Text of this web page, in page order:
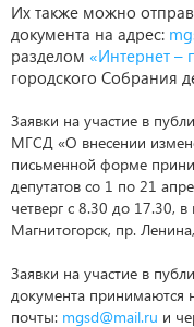
Их также можно
документа на адрес:
разделом «Интернет –
городского Собрания
Заявки на участие в
МГСД «О внесении
письменной форме
депутатов со 1 по 21
четверг с 8.30 до 17.30,
Магнитогорск, пр.
Заявки на участие в
документа принимаются
почты: mgsd@mail.ru и